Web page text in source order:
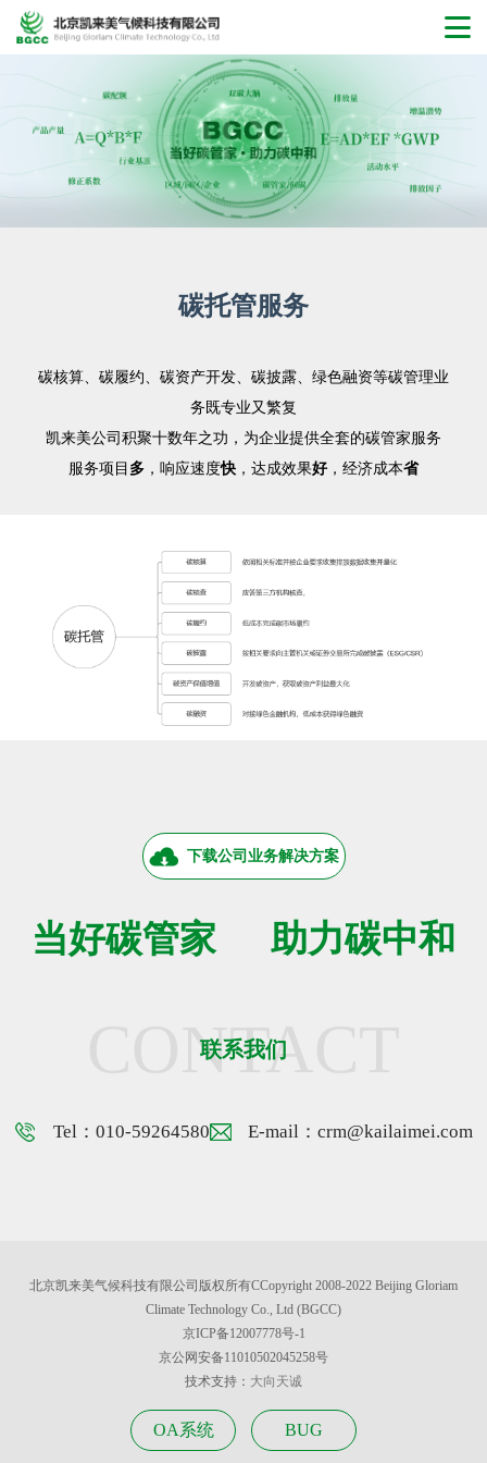
PRODUCT
碳托管服务
碳核算、碳履约、碳资产开发、碳披露、绿色融资等碳管理业
务既专业又繁复
凯来美公司积聚十数年之功，为企业提供全套的碳管家服务
服务项目 多 ，响应速度快 ，达成效果好，经济成本省
下载公司业务解决方案
当好碳管家 助力碳中和
CONTACT
联系我们
Tel：010-59264580 E-mail：crm@kailaimei.com
北京凯来美气候科技有限公司版权所有CCopyright 2008-2022 Beijing Gloriam
Climate Technology Co., Ltd (BGCC)
京ICP备12007778号-1
京公网安备11010502045258号
技术支持： 大向天诚
OA系统 BUG